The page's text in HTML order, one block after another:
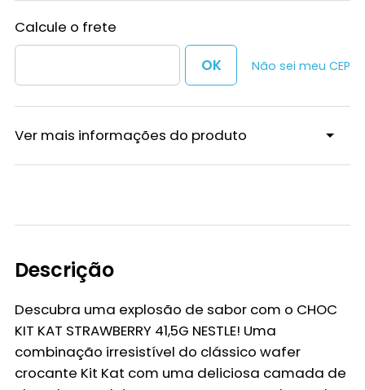
Não sei meu CEP
Ver mais informações do produto
Descrição
Descubra uma explosão de sabor com o CHOC
KIT KAT STRAWBERRY 41,5G NESTLE! Uma
combinação irresistível do clássico wafer
crocante Kit Kat com uma deliciosa camada de